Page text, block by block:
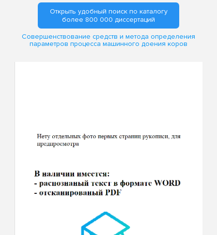
Открыть удобный поиск по каталогу
более 800 000 диссертаций
Совершенствование средств и метода определения
параметров процесса машинного доения коров